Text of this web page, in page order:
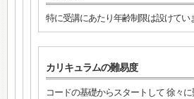
特に受講にあたり年齢制限は設けてい
カリキュラムの難易度
コードの基礎からスタートして 徐々